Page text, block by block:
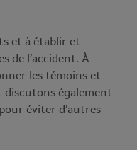
et à établir et
de l’accident. À
les témoins et
discutons également
éviter d’autres